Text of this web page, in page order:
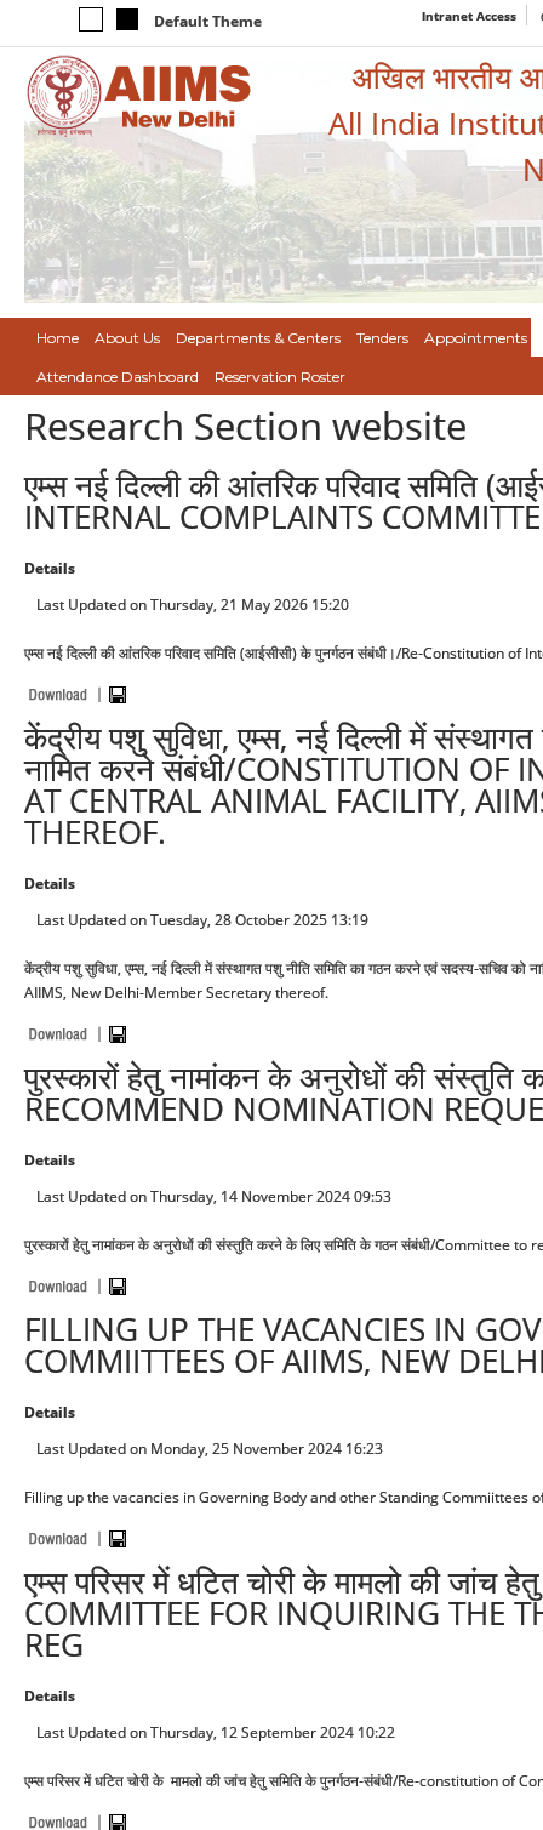
Default Theme Intranet Access
अखिल भारतीय
All India
Home About Us Departments & Centers Tenders Appointments
Attendance Dashboard Reservation Roster
Research Section website
एम्स नई दिल्ली की आंतरिक परिवाद समिति
INTERNAL COMPLAINTS
Details
Last Updated on Thursday, 21 May 2026 15:20
एम्स नई दिल्ली की आंतरिक परिवाद समिति (आईसीसी) के पुनर्गठन संबंधी।/Re-
केंद्रीय पशु सुविधा, एम्स, नई दिल्ली में
नामित करने संबंधी/CONSTITUTION OF
AT CENTRAL ANIMAL FACILITY,
THEREOF.
Details
Last Updated on Tuesday, 28 October 2025 13:19
केंद्रीय पशु सुविधा, एम्स, नई दिल्ली में संस्थागत पशु नीति समिति का गठन करने एवं सदस्य-
AIIMS, New Delhi-Member Secretary thereof.
पुरस्कारों हेतु नामांकन के अनुरोधों की
RECOMMEND NOMINATION
Details
Last Updated on Thursday, 14 November 2024 09:53
पुरस्कारों हेतु नामांकन के अनुरोधों की संस्तुति करने के लिए समिति के गठन संबंधी/
FILLING UP THE VACANCIES IN
COMMIITTEES OF AIIMS, NEW
Details
Last Updated on Monday, 25 November 2024 16:23
Filling up the vacancies in Governing Body and other Standing Commiittees
एम्स परिसर में धटित चोरी के मामलो की जांच
COMMITTEE FOR INQUIRING THE
REG
Details
Last Updated on Thursday, 12 September 2024 10:22
एम्स परिसर में धटित चोरी के मामलो की जांच हेतु समिति के पुनर्गठन-संबंधी/Re-